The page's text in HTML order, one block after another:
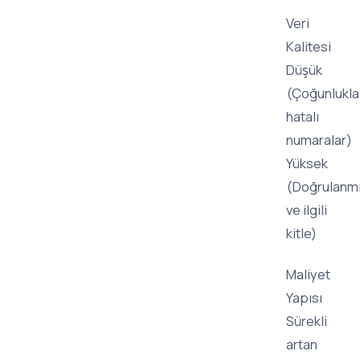
Veri
Kalitesi
Düşük
(Çoğunlukla
hatalı
numaralar)
Yüksek
ve ilgili
kitle)
Maliyet
Yapısı
Sürekli
artan